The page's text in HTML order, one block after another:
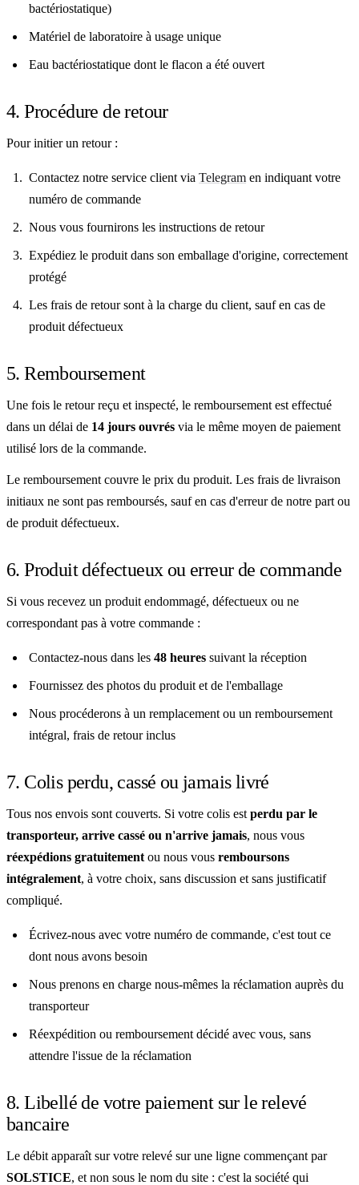
bactériostatique)
Matériel de laboratoire à usage unique
Eau bactériostatique dont le flacon a été ouvert
4. Procédure de retour
Pour initier un retour :
Contactez notre service client via Telegram en indiquant votre
numéro de commande
Nous vous fournirons les instructions de retour
Expédiez le produit dans son emballage d'origine, correctement
protégé
Les frais de retour sont à la charge du client, sauf en cas de
produit défectueux
5. Remboursement
Une fois le retour reçu et inspecté, le remboursement est effectué
dans un délai de 14 jours ouvrés via le même moyen de paiement
utilisé lors de la commande.
Le remboursement couvre le prix du produit. Les frais de livraison
initiaux ne sont pas remboursés, sauf en cas d'erreur de notre part ou
de produit défectueux.
6. Produit défectueux ou erreur de commande
Si vous recevez un produit endommagé, défectueux ou ne
correspondant pas à votre commande :
Contactez-nous dans les 48 heures suivant la réception
Fournissez des photos du produit et de l'emballage
Nous procéderons à un remplacement ou un remboursement
intégral, frais de retour inclus
7. Colis perdu, cassé ou jamais livré
Tous nos envois sont couverts. Si votre colis est perdu par le
transporteur, arrive cassé ou n'arrive jamais, nous vous
réexpédions gratuitement ou nous vous remboursons
intégralement, à votre choix, sans discussion et sans justificatif
compliqué.
Écrivez-nous avec votre numéro de commande, c'est tout ce
dont nous avons besoin
Nous prenons en charge nous-mêmes la réclamation auprès du
transporteur
Réexpédition ou remboursement décidé avec vous, sans
attendre l'issue de la réclamation
8. Libellé de votre paiement sur le relevé
bancaire
Le débit apparaît sur votre relevé sur une ligne commençant par
SOLSTICE, et non sous le nom du site : c'est la société qui